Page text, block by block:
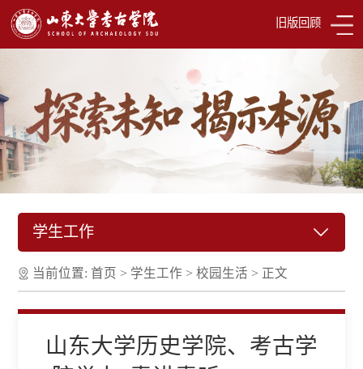
旧版回顾
学生工作
当前位置:首页 > 学生工作 >校园生活 > 正文
山东大学历史学院、考古学